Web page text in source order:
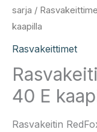
sarja /
kaapilla
Rasvakeittimet
40 E
Rasvakeitin